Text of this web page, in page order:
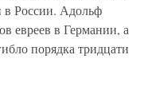
России. Адольф
евреев в Германии, а
порядка тридцати